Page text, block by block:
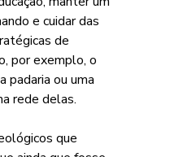
e cuidar das
de
por exemplo, o
padaria ou uma
rede delas.
que